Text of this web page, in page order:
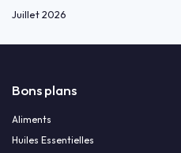
Juillet 2026
Bons plans
Aliments
Huiles Essentielles